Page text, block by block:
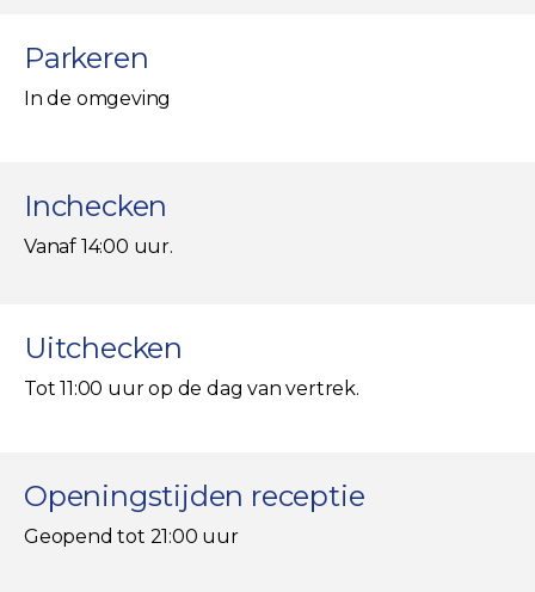
Parkeren
In de omgeving
Inchecken
Vanaf 14:00 uur.
Uitchecken
Tot 11:00 uur op de dag van vertrek.
Openingstijden receptie
Geopend tot 21:00 uur